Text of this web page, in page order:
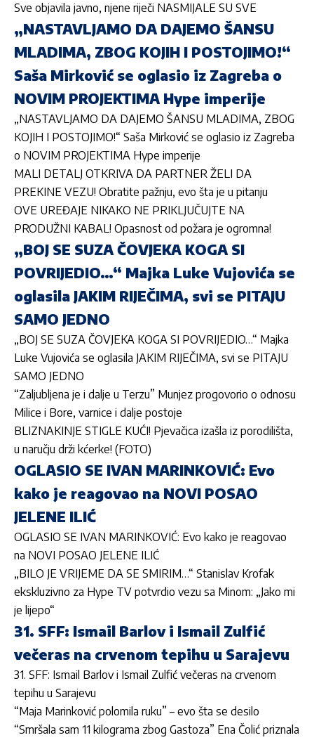
Sve objavila javno, njene riječi NASMIJALE SU SVE
„NASTAVLJAMO DA DAJEMO ŠANSU
MLADIMA, ZBOG KOJIH I POSTOJIMO!“
Saša Mirković se oglasio iz Zagreba o
NOVIM PROJEKTIMA Hype imperije
„NASTAVLJAMO DA DAJEMO ŠANSU MLADIMA, ZBOG
KOJIH I POSTOJIMO!“ Saša Mirković se oglasio iz Zagreba
o NOVIM PROJEKTIMA Hype imperije
MALI DETALJ OTKRIVA DA PARTNER ŽELI DA
PREKINE VEZU! Obratite pažnju, evo šta je u pitanju
OVE UREĐAJE NIKAKO NE PRIKLJUČUJTE NA
PRODUŽNI KABAL! Opasnost od požara je ogromna!
„BOJ SE SUZA ČOVJEKA KOGA SI
POVRIJEDIO…“ Majka Luke Vujovića se
oglasila JAKIM RIJEČIMA, svi se PITAJU
SAMO JEDNO
„BOJ SE SUZA ČOVJEKA KOGA SI POVRIJEDIO…“ Majka
Luke Vujovića se oglasila JAKIM RIJEČIMA, svi se PITAJU
SAMO JEDNO
“Zaljubljena je i dalje u Terzu” Munjez progovorio o odnosu
Milice i Bore, varnice i dalje postoje
BLIZNAKINJE STIGLE KUĆI! Pjevačica izašla iz porodilišta,
u naručju drži kćerke! (FOTO)
OGLASIO SE IVAN MARINKOVIĆ: Evo
kako je reagovao na NOVI POSAO
JELENE ILIĆ
OGLASIO SE IVAN MARINKOVIĆ: Evo kako je reagovao
na NOVI POSAO JELENE ILIĆ
„BILO JE VRIJEME DA SE SMIRIM…“ Stanislav Krofak
ekskluzivno za Hype TV potvrdio vezu sa Minom: „Jako mi
je lijepo“
31. SFF: Ismail Barlov i Ismail Zulfić
večeras na crvenom tepihu u Sarajevu
31. SFF: Ismail Barlov i Ismail Zulfić večeras na crvenom
tepihu u Sarajevu
“Maja Marinković polomila ruku” – evo šta se desilo
“Smršala sam 11 kilograma zbog Gastoza” Ena Čolić priznala